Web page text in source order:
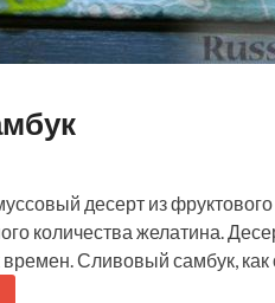
десерт из
количества желатина.
времен. Сливовый самбук,